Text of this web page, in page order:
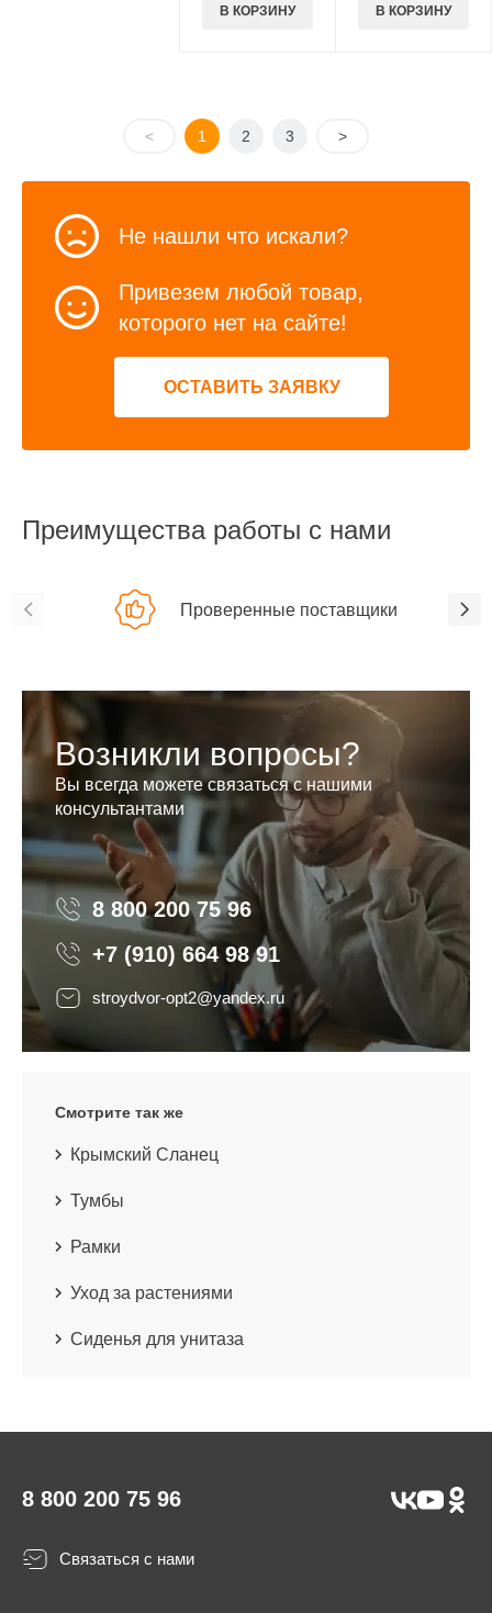
В КОРЗИНУ В КОРЗИНУ
< 1 2 3 >
Не нашли что искали?
Привезем любой товар,
которого нет на сайте!
ОСТАВИТЬ ЗАЯВКУ
Преимущества работы с нами
Проверенные поставщики
Возникли вопросы?
Вы всегда можете связаться с нашими
консультантами
8 800 200 75 96 8 800 200 75 96
+7 (910) 664 98 91
stroydvor-opt2@yandex.ru
Смотрите так же
Крымский Сланец
Тумбы
Рамки
Уход за растениями
Сиденья для унитаза
8 800 200 75 96
Связаться с нами